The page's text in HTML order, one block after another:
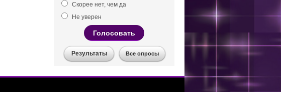
Скорее нет, чем да
Не уверен
Голосовать
Результаты Все опросы